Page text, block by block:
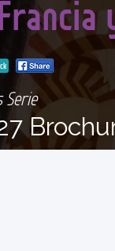
Serie